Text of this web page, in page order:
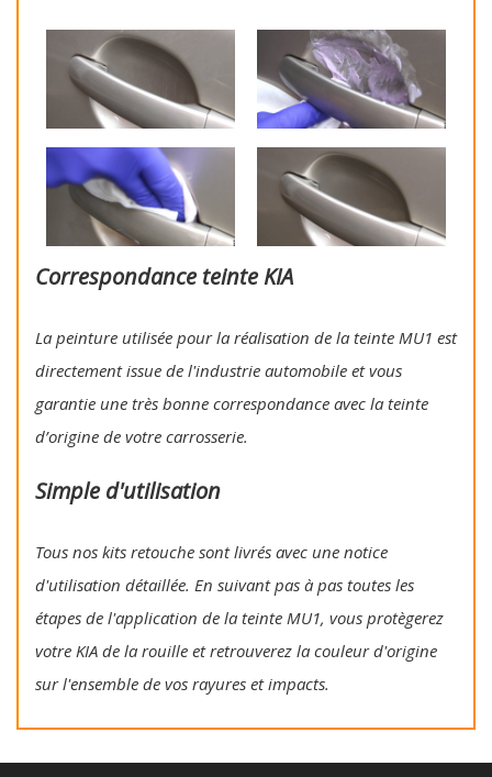
Correspondance teinte KIA
La peinture utilisée pour la réalisation de la teinte MU1 est
directement issue de l'industrie automobile et vous
garantie une très bonne correspondance avec la teinte
d’origine de votre carrosserie.
Simple d'utilisation
Tous nos kits retouche sont livrés avec une notice
d'utilisation détaillée. En suivant pas à pas toutes les
étapes de l'application de la teinte MU1, vous protègerez
votre KIA de la rouille et retrouverez la couleur d'origine
sur l'ensemble de vos rayures et impacts.